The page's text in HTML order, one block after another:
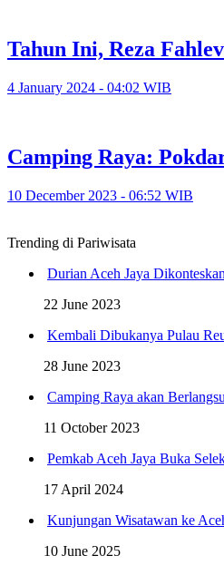
Tahun Ini, Reza
4 January 2024 - 04:02 WIB
Camping Raya:
10 December 2023 - 06:52 WIB
Trending di Pariwisata
Durian Aceh Jaya
22 June 2023
Kembali Dibukanya Pulau
28 June 2023
Camping Raya akan
11 October 2023
Pemkab Aceh Jaya Buka
17 April 2024
Kunjungan Wisatawan ke
10 June 2025